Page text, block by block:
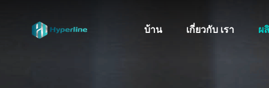
บ้าน เกี่ยวกับ เรา ผ